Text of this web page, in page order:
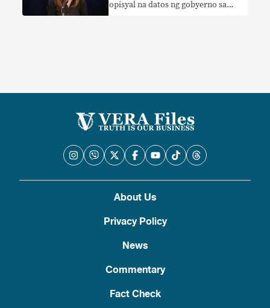
opisyal na datos ng gobyerno sa
About Us
Privacy Policy
News
Commentary
Fact Check